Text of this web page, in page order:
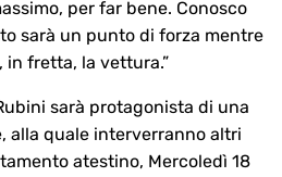
per far bene. Conosco
sarà un punto di forza mentre
fretta, la vettura.”
sarà protagonista di una
alla quale interverranno altri
atestino, Mercoledì 18